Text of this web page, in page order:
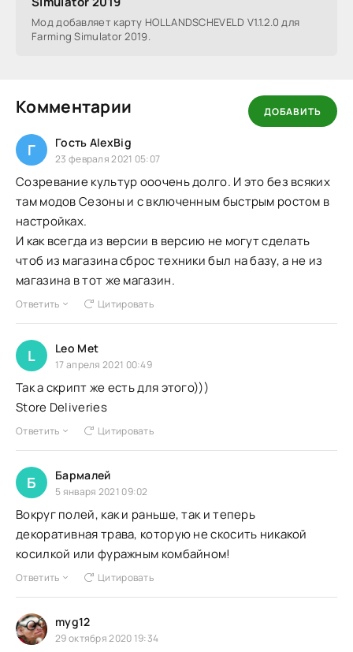
Мод добавляет карту HOLLANDSCHEVELD V1.1.2.0 для
Farming Simulator 2019.
Комментарии ДОБАВИТЬ
Г Гость AlexBig
23 февраля 2021 05:07
Созревание культур ооочень долго. И это без всяких
там модов Сезоны и с включенным быстрым ростом в
настройках.
И как всегда из версии в версию не могут сделать
чтоб из магазина сброс техники был на базу, а не из
магазина в тот же магазин.
Ответить Цитировать
L Leo Met
17 апреля 2021 00:49
Так а скрипт же есть для этого)))
Store Deliveries
Ответить Цитировать
Б Бармалей
5 января 2021 09:02
Вокруг полей, как и раньше, так и теперь
декоративная трава, которую не скосить никакой
косилкой или фуражным комбайном!
Ответить Цитировать
myg12
29 октября 2020 19:34